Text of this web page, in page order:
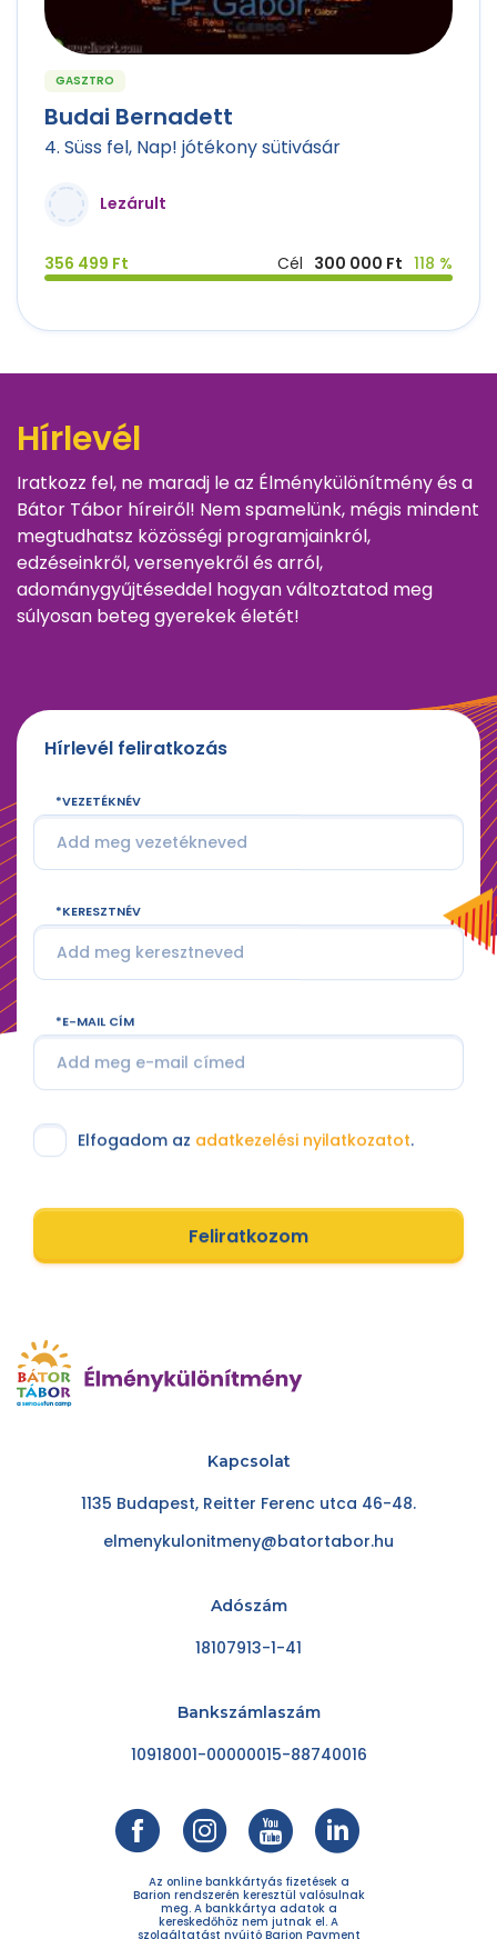
GASZTRO
Budai Bernadett
4. Süss fel, Nap! jótékony sütivásár
Lezárult
356 499 Ft Cél 300 000 Ft 118 %
Hírlevél
Iratkozz fel, ne maradj le az Élménykülönítmény és a
Bátor Tábor híreiről! Nem spamelünk, mégis mindent
megtudhatsz közösségi programjainkról,
edzéseinkről, versenyekről és arról,
adománygyűjtéseddel hogyan változtatod meg
súlyosan beteg gyerekek életét!
Hírlevél feliratkozás
VEZETÉKNÉV
KERESZTNÉV
E-MAIL CÍM
Elfogadom az adatkezelési nyilatkozatot.
Feliratkozom
Kapcsolat
1135 Budapest, Reitter Ferenc utca 46-48.
elmenykulonitmeny@batortabor.hu
Adószám
18107913-1-41
Bankszámlaszám
10918001-00000015-88740016
Az online bankkártyás fizetések a
Barion rendszerén keresztül valósulnak
meg. A bankkártya adatok a
kereskedőhöz nem jutnak el. A
szolgáltatást nyújtó Barion Payment